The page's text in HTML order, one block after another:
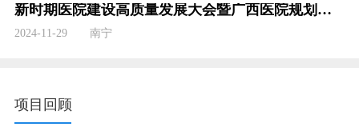
新时期医院建设高质量发展大会暨广西医院规划设计与建设创新论坛
2024-11-29 南宁
项目回顾